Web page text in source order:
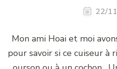
22/
Mon ami Hoai et moi
pour savoir si ce cuiseur à